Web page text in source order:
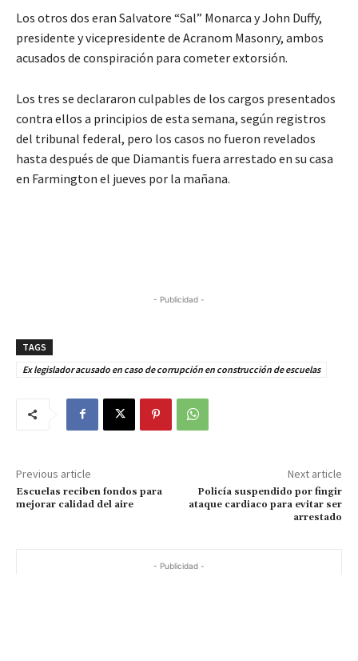
Los otros dos eran Salvatore “Sal” Monarca y John Duffy,
presidente y vicepresidente de Acranom Masonry, ambos
acusados ​​de conspiración para cometer extorsión.
Los tres se declararon culpables de los cargos presentados
contra ellos a principios de esta semana, según registros
del tribunal federal, pero los casos no fueron revelados
hasta después de que Diamantis fuera arrestado en su casa
en Farmington el jueves por la mañana.
- Publicidad -
TAGS
Ex legislador acusado en caso de corrupción en construcción de escuelas
Previous article
Escuelas reciben fondos para
mejorar calidad del aire
Next article
Policía suspendido por fingir
ataque cardiaco para evitar ser
arrestado
- Publicidad -